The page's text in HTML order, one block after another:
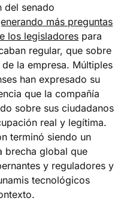
del senado
más preguntas
los legisladores para
regular, que sobre
la empresa. Múltiples
han expresado su
que la compañía
sobre sus ciudadanos
real y legítima.
terminó siendo un
brecha global que
y reguladores y
tecnológicos